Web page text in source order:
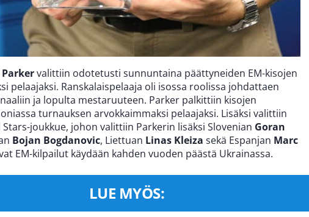
valittiin odotetusti sunnuntaina päättyneiden EM-kisojen
pelaajaksi. Ranskalaispelaaja oli isossa roolissa johdattaen
ja lopulta mestaruuteen. Parker palkittiin kisojen
turnauksen arvokkaimmaksi pelaajaksi. Lisäksi valittiin
joukkue, johon valittiin Parkerin lisäksi Slovenian Goran
Bojan Bogdanovic, Liettuan Linas Kleiza sekä Espanjan Marc
EM-kilpailut käydään kahden vuoden päästä Ukrainassa.
LUE MYÖS: